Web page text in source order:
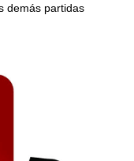
demás partidas